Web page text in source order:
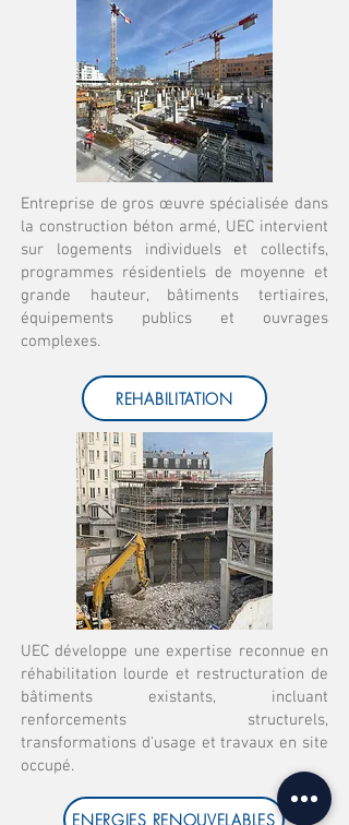
Entreprise de gros œuvre spécialisée dans
la construction béton armé, UEC intervient
sur logements individuels et collectifs,
programmes résidentiels de moyenne et
grande hauteur, bâtiments tertiaires,
équipements publics et ouvrages
complexes.
REHABILITATION
UEC développe une expertise reconnue en
réhabilitation lourde et restructuration de
bâtiments existants, incluant
renforcements structurels,
transformations d'usage et travaux en site
occupé.
ENERGIES RENOUVELABLES